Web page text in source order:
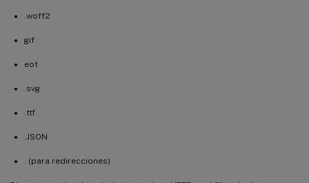
.woff2
gif
eot
.svg
.ttf
.JSON
. (para redirecciones)